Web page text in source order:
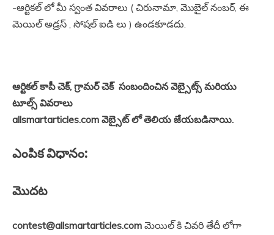
-ఆర్టికల్ లో మీ స్వంత వివరాలు ( చిరునామా, మొబైల్ నంబర్, ఈ
మెయిల్ అడ్రస్ , సోషల్ ఐడి లు ) ఉండకూడదు.
ఆర్టికల్ కాపీ చెక్, గ్రామర్ చెక్ సంబందించిన వెబ్సైట్స్ మరియు
టూల్స్ వివరాలు
allsmartarticles.com వెబ్సైట్ లో తెలియ జేయబడినాయి.
ఎంపిక విధానం:
మొదట
contest@allsmartarticles.com మెయిల్ కి చివరి తేదీ లోగా